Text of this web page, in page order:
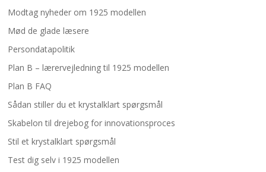
Modtag nyheder om 1925 modellen
Mød de glade læsere
Persondatapolitik
Plan B – lærervejledning til 1925 modellen
Plan B FAQ
Sådan stiller du et krystalklart spørgsmål
Skabelon til drejebog for innovationsproces
Stil et krystalklart spørgsmål
Test dig selv i 1925 modellen